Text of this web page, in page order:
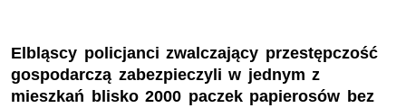
Elbląscy policjanci zwalczający przestępczość
gospodarczą zabezpieczyli w jednym z
mieszkań blisko 2000 paczek papierosów bez